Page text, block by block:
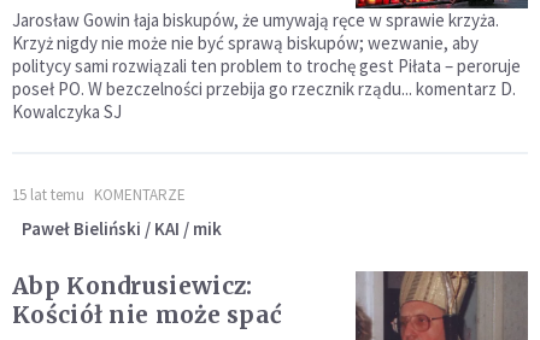
Jarosław Gowin łaja biskupów, że umywają ręce w sprawie krzyża.
Krzyż nigdy nie może nie być sprawą biskupów; wezwanie, aby
politycy sami rozwiązali ten problem to trochę gest Piłata – peroruje
poseł PO. W bezczelności przebija go rzecznik rządu... komentarz D.
Kowalczyka SJ
15 lat temu KOMENTARZE
Paweł Bieliński / KAI / mik
Abp Kondrusiewicz:
Kościół nie może spać